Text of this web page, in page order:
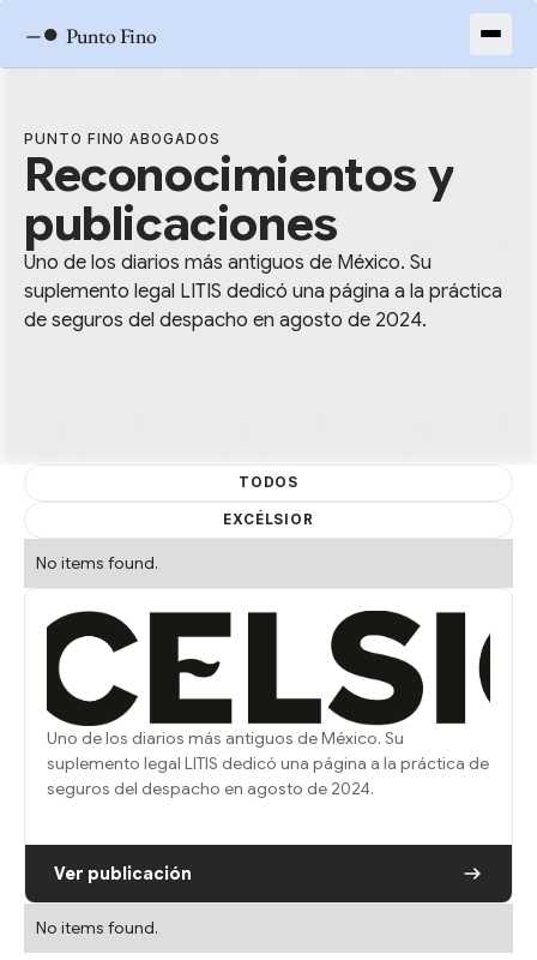
–● Punto Fino
PUNTO FINO ABOGADOS
Reconocimientos y
publicaciones
Uno de los diarios más antiguos de México. Su
suplemento legal LITIS dedicó una página a la práctica
de seguros del despacho en agosto de 2024.
TODOS
EXCÉLSIOR
No items found.
Uno de los diarios más antiguos de México. Su
suplemento legal LITIS dedicó una página a la práctica de
seguros del despacho en agosto de 2024.
Ver publicación
No items found.